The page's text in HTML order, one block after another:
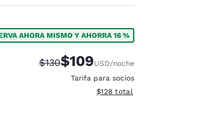
AHORA MISMO Y AHORRA 16 %
Tarifa tachada:
$130Tarifa reducida:
$109USD/noche
Tarifa para socios
Ver detalles totales
$128 total